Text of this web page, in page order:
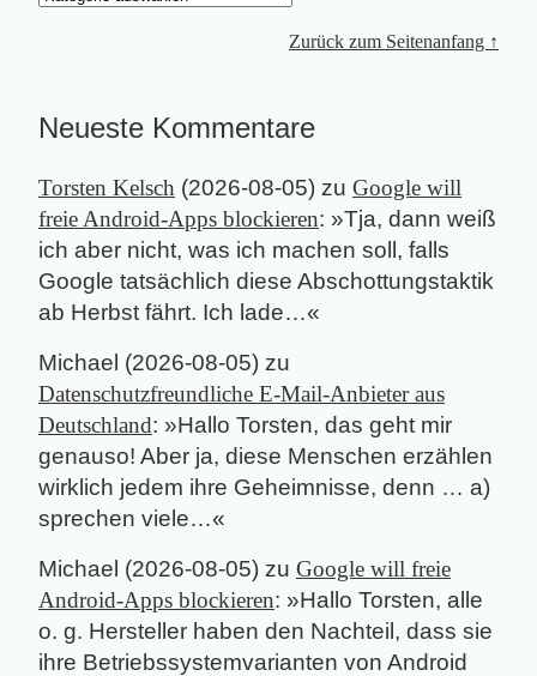
Zurück zum Seitenanfang ↑
Neueste Kommentare
Torsten Kelsch (2026-08-05) zu Google will
freie Android-Apps blockieren: »Tja, dann weiß
ich aber nicht, was ich machen soll, falls
Google tatsächlich diese Abschottungstaktik
ab Herbst fährt. Ich lade…«
Michael (2026-08-05) zu
Datenschutzfreundliche E-Mail-Anbieter aus
Deutschland: »Hallo Torsten, das geht mir
genauso! Aber ja, diese Menschen erzählen
wirklich jedem ihre Geheimnisse, denn … a)
sprechen viele…«
Michael (2026-08-05) zu Google will freie
Android-Apps blockieren: »Hallo Torsten, alle
o. g. Hersteller haben den Nachteil, dass sie
ihre Betriebssystemvarianten von Android